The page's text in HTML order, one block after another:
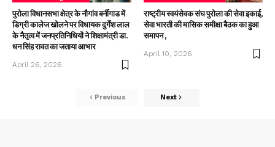
पुरोला विधानसभा क्षेत्र के नौगांव बर्नीगाड में
डिग्री कालेज खोलने पर विधायक दुर्गेश लाल
के नैतृत्व में जनप्रतिनिधियों ने शिक्षामंत्री डा.
धन सिंह रावत का जताया आभार
April 26, 2026
राष्ट्रीय स्वयंसेवक संघ पुरोला की सेवा इकाई,
सेवा भारती की मासिक समीक्षा बैठक का हुआ
समापन ,
April 10, 2026
Previous Next